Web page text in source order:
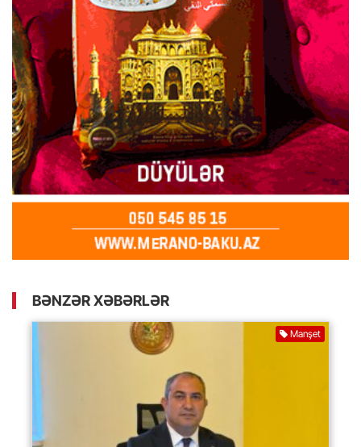
BƏNZƏR XƏBƏRLƏR
Manşet